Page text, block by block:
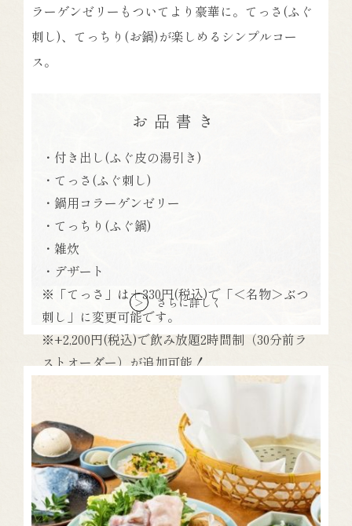
ラーゲンゼリーもついてより豪華に。てっさ(ふぐ
刺し)、てっちり(お鍋)が楽しめるシンプルコー
ス。
お品書き
・付き出し(ふぐ皮の湯引き)
・てっさ(ふぐ刺し)
・鍋用コラーゲンゼリー
・てっちり(ふぐ鍋)
・雑炊
・デザート
※「てっさ」は＋330円(税込)で「＜名物＞ぶつ
刺し」に変更可能です。
※+2,200円(税込)で飲み放題2時間制（30分前ラ
ストオーダー）が追加可能！
【注意事項】
※フェア開催時・混雑時は2時間のお席となり
ます
※株主優待券利用不可
＞ さらに詳しく